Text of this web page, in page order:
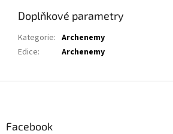
Doplňkové parametry
Kategorie: Archenemy
Edice: Archenemy
Facebook